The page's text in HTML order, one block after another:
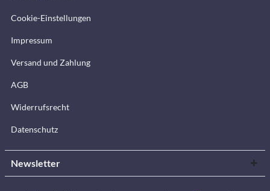
Cookie-Einstellungen
Impressum
Versand und Zahlung
AGB
Widerrufsrecht
Datenschutz
Newsletter